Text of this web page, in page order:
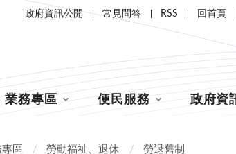
政府資訊公開 常見問答 RSS 回首頁
業務專區 便民服務 政府資
區 勞動福祉、退休 勞退舊制